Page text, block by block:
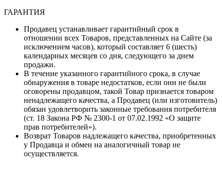
ГАРАНТИЯ
Продавец устанавливает гарантийный срок в
отношении всех Товаров, представленных на Сайте (за
исключением часов), который составляет 6 (шесть)
календарных месяцев со дня, следующего за днем
продажи.
В течение указанного гарантийного срока, в случае
обнаружения в товаре недостатков, если они не были
оговорены продавцом, такой Товар признается товаром
ненадлежащего качества, а Продавец (или изготовитель)
обязан удовлетворить законные требования потребителя
(ст. 18 Закона РФ № 2300-1 от 07.02.1992 «О защите
прав потребителей»).
Возврат Товаров надлежащего качества, приобретенных
у Продавца и обмен на аналогичный товар не
осуществляется.